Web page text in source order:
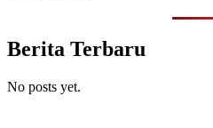
Berita Terbaru
No posts yet.